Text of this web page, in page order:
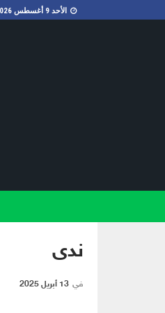
الأحد 9 أغسطس 2026
ندى
في 13 أبريل 2025